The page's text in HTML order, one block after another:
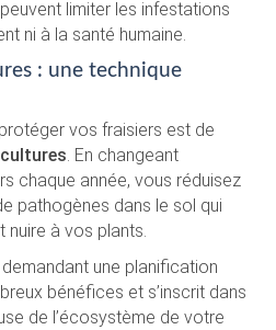
limiter les infestations
ni à la santé humaine.
: une technique
vos fraisiers est de
. En changeant
chaque année, vous réduisez
pathogènes dans le sol qui
nuire à vos plants.
une planification
bénéfices et s’inscrit dans
de l’écosystème de votre